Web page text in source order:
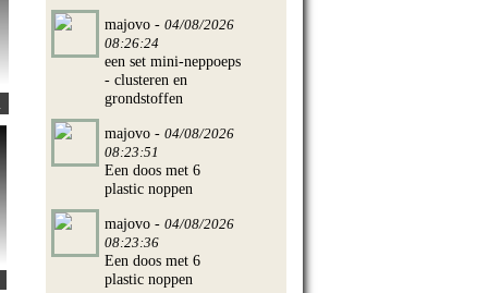
te winnen
majovo - 04/08/2026
08:26:24
een set mini-neppoeps
- clusteren en
grondstoffen
majovo - 04/08/2026
08:23:51
Een doos met 6
plastic noppen
majovo - 04/08/2026
08:23:36
Een doos met 6
plastic noppen